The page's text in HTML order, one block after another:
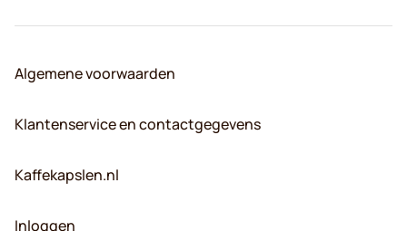
Algemene voorwaarden
Klantenservice en contactgegevens
Kaffekapslen.nl
Inloggen